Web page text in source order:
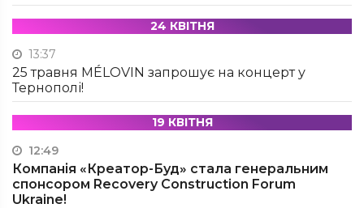
24 КВІТНЯ
13:37
25 травня MÉLOVIN запрошує на концерт у
Тернополі!
19 КВІТНЯ
12:49
Компанія «Креатор-Буд» стала генеральним
спонсором Recovery Construction Forum
Ukraine!